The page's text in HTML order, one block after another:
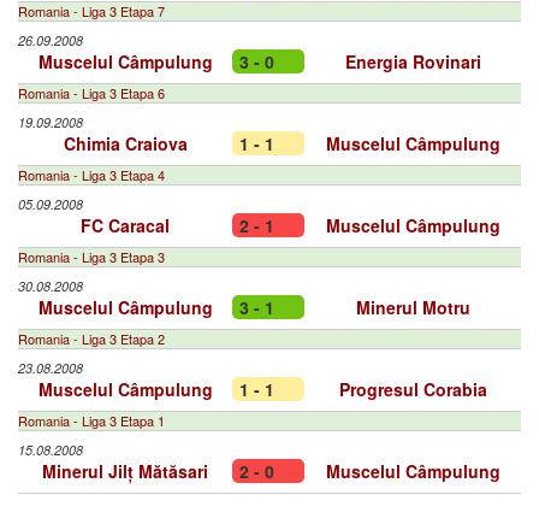
Romania - Liga 3 Etapa 7
26.09.2008
Muscelul Câmpulung 3 - 0 Energia Rovinari
Romania - Liga 3 Etapa 6
19.09.2008
Chimia Craiova 1 - 1 Muscelul Câmpulung
Romania - Liga 3 Etapa 4
05.09.2008
FC Caracal 2 - 1 Muscelul Câmpulung
Romania - Liga 3 Etapa 3
30.08.2008
Muscelul Câmpulung 3 - 1 Minerul Motru
Romania - Liga 3 Etapa 2
23.08.2008
Muscelul Câmpulung 1 - 1 Progresul Corabia
Romania - Liga 3 Etapa 1
15.08.2008
Minerul Jilț Mătăsari 2 - 0 Muscelul Câmpulung